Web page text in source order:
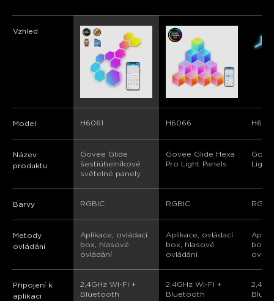
Vzhled
Model H6061 H6066
Název
produktu
Govee Glide
šestiúhelníkové
světelné panely
Govee Glide Hexa
Pro Light Panels
Lights
Barvy RGBIC RGBIC
Metody
ovládání
Aplikace, ovládací
box, hlasové
ovládání
Aplikace, ovládací
box, hlasové
ovládání
box,
Připojení k
aplikaci
2,4GHz Wi-Fi +
Bluetooth
2,4GHz Wi-Fi +
Bluetooth